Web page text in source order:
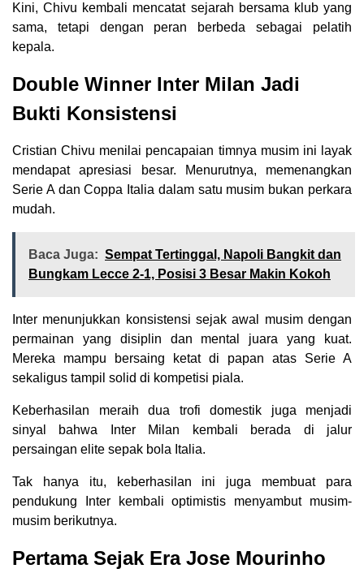
Kini, Chivu kembali mencatat sejarah bersama klub yang
sama, tetapi dengan peran berbeda sebagai pelatih
kepala.
Double Winner Inter Milan Jadi
Bukti Konsistensi
Cristian Chivu menilai pencapaian timnya musim ini layak
mendapat apresiasi besar. Menurutnya, memenangkan
Serie A dan Coppa Italia dalam satu musim bukan perkara
mudah.
Baca Juga: Sempat Tertinggal, Napoli Bangkit dan
Bungkam Lecce 2-1, Posisi 3 Besar Makin Kokoh
Inter menunjukkan konsistensi sejak awal musim dengan
permainan yang disiplin dan mental juara yang kuat.
Mereka mampu bersaing ketat di papan atas Serie A
sekaligus tampil solid di kompetisi piala.
Keberhasilan meraih dua trofi domestik juga menjadi
sinyal bahwa Inter Milan kembali berada di jalur
persaingan elite sepak bola Italia.
Tak hanya itu, keberhasilan ini juga membuat para
pendukung Inter kembali optimistis menyambut musim-
musim berikutnya.
Pertama Sejak Era Jose Mourinho